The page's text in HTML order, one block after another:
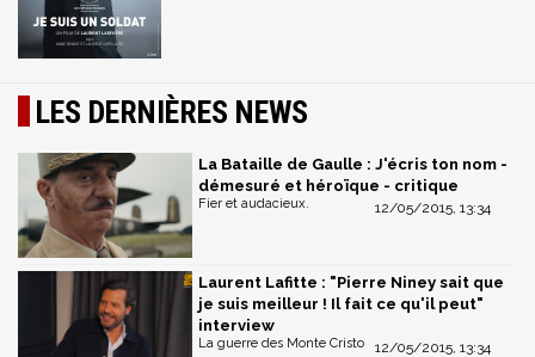
LES DERNIÈRES NEWS
La Bataille de Gaulle : J'écris ton nom -
démesuré et héroïque - critique
12/05/2015, 13:34
Fier et audacieux.
Laurent Lafitte : "Pierre Niney sait que
je suis meilleur ! Il fait ce qu'il peut"
interview
12/05/2015, 13:34
La guerre des Monte Cristo